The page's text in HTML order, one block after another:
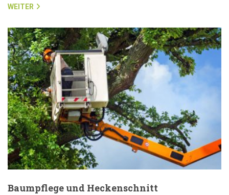
WEITER
Baumpflege und Heckenschnitt